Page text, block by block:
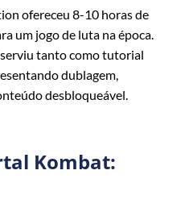
ofereceu 8-10 horas de
um jogo de luta na época.
tanto como tutorial
dublagem,
desbloqueável.
Kombat: